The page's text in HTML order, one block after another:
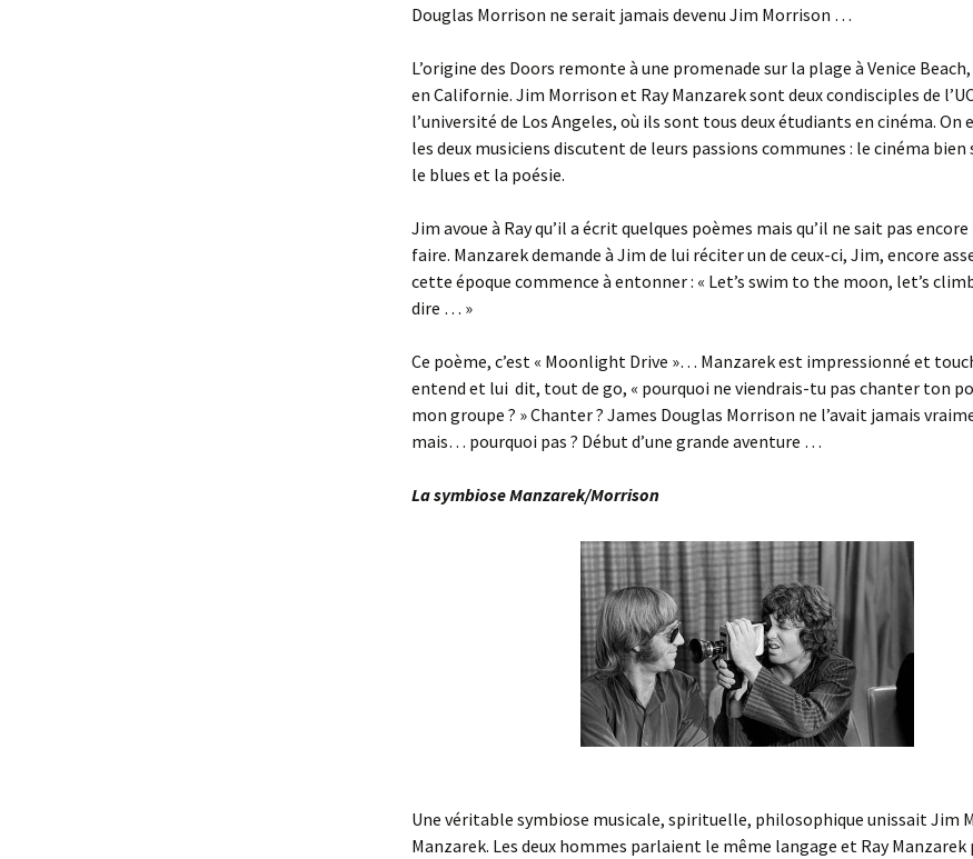
Douglas Morrison ne serait jamais devenu Jim Morrison …
L’origine des Doors remonte à une promenade sur la plage à Venice
en Californie. Jim Morrison et Ray Manzarek sont deux condisciples de
l’université de Los Angeles, où ils sont tous deux étudiants en cinéma. On
les deux musiciens discutent de leurs passions communes : le cinéma bien
le blues et la poésie.
Jim avoue à Ray qu’il a écrit quelques poèmes mais qu’il ne sait pas
faire. Manzarek demande à Jim de lui réciter un de ceux-ci, Jim, encore
cette époque commence à entonner : « Let’s swim to the moon, let’s
dire … »
Ce poème, c’est « Moonlight Drive »… Manzarek est impressionné et
entend et lui dit, tout de go, « pourquoi ne viendrais-tu pas chanter ton
mon groupe ? » Chanter ? James Douglas Morrison ne l’avait jamais
mais… pourquoi pas ? Début d’une grande aventure …
La symbiose Manzarek/Morrison
Une véritable symbiose musicale, spirituelle, philosophique unissait Jim
Manzarek. Les deux hommes parlaient le même langage et Ray